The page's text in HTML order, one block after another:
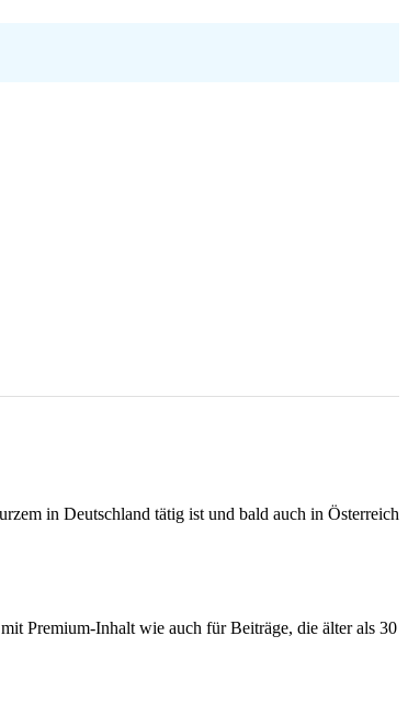
in Deutschland tätig ist und bald auch in Österreich
Premium-Inhalt wie auch für Beiträge, die älter als 30